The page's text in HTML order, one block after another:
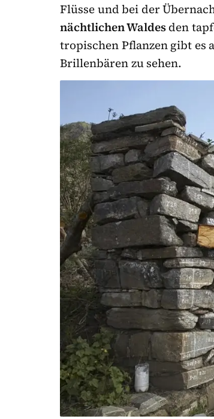
Flüsse und bei der
nächtlichen Waldesden
tropischen Pflanzen gibt es
Brillenbären zu sehen.